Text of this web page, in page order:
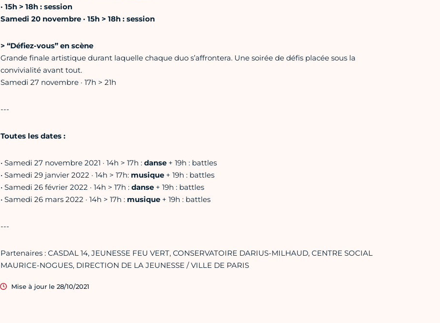
· 15h > 18h : session
Samedi 20 novembre · 15h > 18h : session
> “Défiez-vous” en scène
Grande finale artistique durant laquelle chaque duo s’affrontera. Une soirée de défis placée sous la
convivialité avant tout.
Samedi 27 novembre · 17h > 21h
---
Toutes les dates :
• Samedi 27 novembre 2021 · 14h > 17h : danse+ 19h : battles
• Samedi 29 janvier 2022 · 14h > 17h: musique+ 19h : battles
• Samedi 26 février 2022 · 14h > 17h : danse+ 19h : battles
• Samedi 26 mars 2022 · 14h > 17h : musique+ 19h : battles
---
Partenaires : CASDAL 14, JEUNESSE FEU VERT, CONSERVATOIRE DARIUS-MILHAUD, CENTRE SOCIAL
MAURICE-NOGUES, DIRECTION DE LA JEUNESSE / VILLE DE PARIS
Mise à jour le 28/10/2021